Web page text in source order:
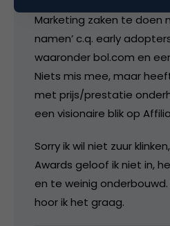
Marketing zaken te doen
namen’ c.q. early
waaronder bol.com en
Niets mis mee, maar
met prijs/prestatie
een visionaire blik op
Sorry ik wil niet zuur
Awards geloof ik niet in,
en te weinig
hoor ik het graag.